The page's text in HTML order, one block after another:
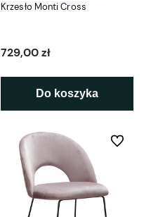
Krzesło Monti Cross
729,00 zł
Do koszyka
Do